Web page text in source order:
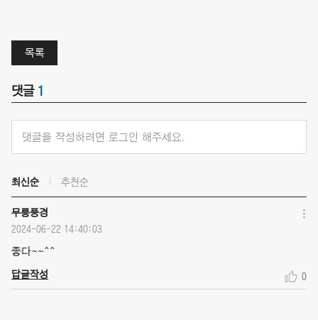
목록
댓글 1
댓글을 작성하려면 로그인 해주세요.
최신순 추천순
무릉풍경
2024-06-22 14:40:03
좋다~~^^
답글작성 0